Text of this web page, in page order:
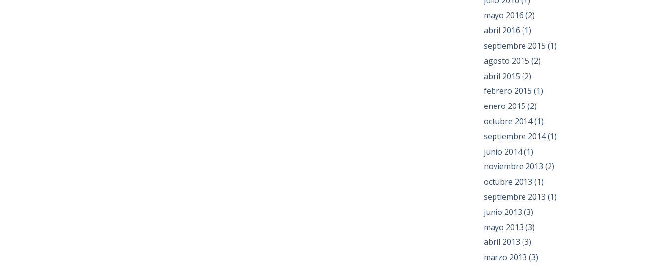
mayo 2016 (2)
abril 2016 (1)
septiembre 2015 (1)
agosto 2015 (2)
abril 2015 (2)
febrero 2015 (1)
enero 2015 (2)
octubre 2014(1)
septiembre 2014(1)
junio 2014(1)
noviembre 2013 (2)
octubre 2013 (1)
septiembre 2013 (1)
junio 2013 (3)
mayo 2013 (3)
abril 2013 (3)
marzo 2013 (3)